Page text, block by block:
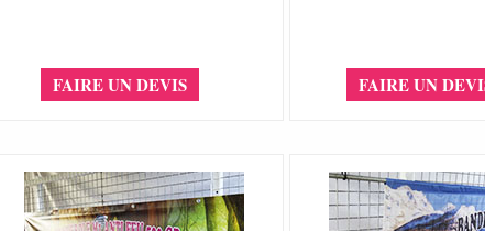
FAIRE UN DEVIS FAIRE UN